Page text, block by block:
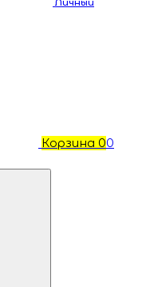
Корзина 00